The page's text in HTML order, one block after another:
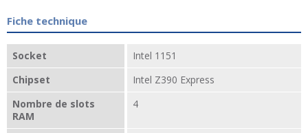
Fiche technique
Socket
Intel 1151
Chipset
Intel Z390 Express
Nombre de slots
RAM
4